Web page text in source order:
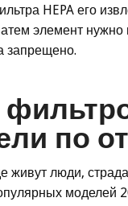
HEPA его
элемент
запрещено.
по
живут люди,
моделей